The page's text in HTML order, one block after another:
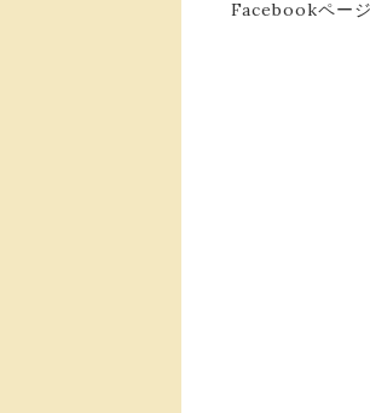
Facebookペー